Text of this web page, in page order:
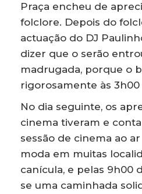
Praça encheu de
folclore. Depois do
actuação do DJ
dizer que o serão
madrugada, porque o
rigorosamente às
No dia seguinte, os
cinema tiveram e
sessão de cinema ao
moda em muitas
canícula, e pelas 9h00
se uma caminhada